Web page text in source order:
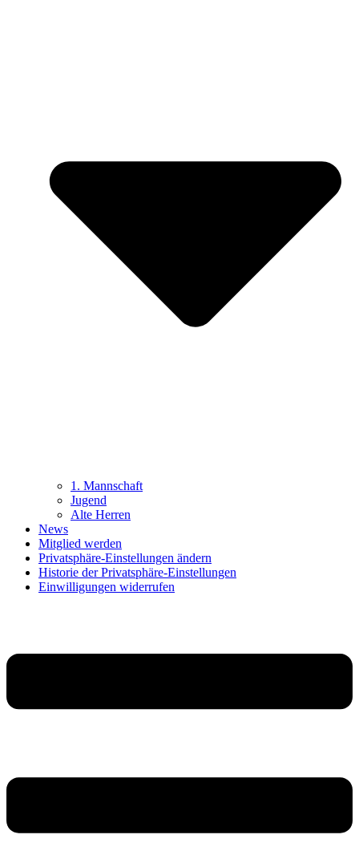
1. Mannschaft
Jugend
Alte Herren
News
Mitglied werden
Privatsphäre-Einstellungen ändern
Historie der Privatsphäre-Einstellungen
Einwilligungen widerrufen